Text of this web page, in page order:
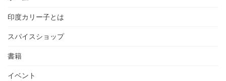
印度カリー子とは
スパイスショップ
書籍
イベント